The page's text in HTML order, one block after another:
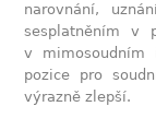
narovnání,
sesplatněním v
v mimosoudním
pozice pro
výrazně zlepší.